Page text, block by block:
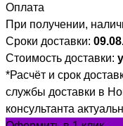
Оплата
При получении,
Сроки доставки:
Стоимость доставки:
*Расчёт и срок
службы доставки в
консультанта